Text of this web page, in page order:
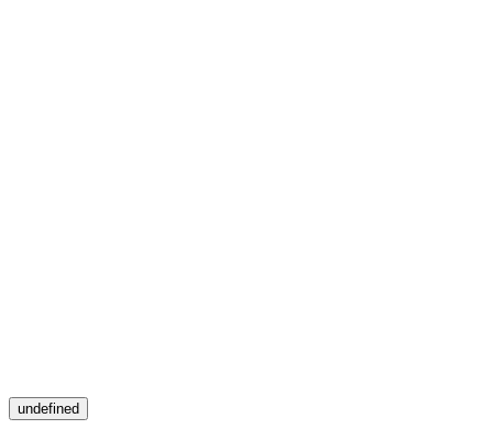
undefined